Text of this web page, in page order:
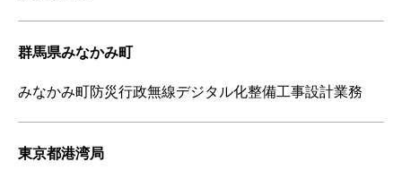
群馬県みなかみ町
みなかみ町防災行政無線デジタル化整備工事設計業務
東京都港湾局